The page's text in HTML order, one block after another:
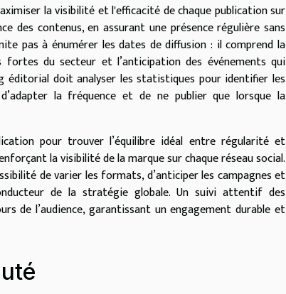
la visibilité et l'efficacité de chaque publication sur
des contenus, en assurant une présence régulière sans
pas à énumérer les dates de diffusion : il comprend la
du secteur et l’anticipation des événements qui
éditorial doit analyser les statistiques pour identifier les
la fréquence et de ne publier que lorsque la
pour trouver l’équilibre idéal entre régularité et
la visibilité de la marque sur chaque réseau social.
de varier les formats, d’anticiper les campagnes et
de la stratégie globale. Un suivi attentif des
de l’audience, garantissant un engagement durable et